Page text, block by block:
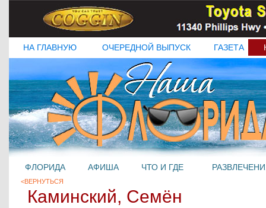
НА ГЛАВНУЮ ОЧЕРЕДНОЙ ВЫПУСК ГАЗЕТА
ФЛОРИДА АФИША ЧТО И ГДЕ
<ВЕРНУТЬСЯ
Каминский, Семён